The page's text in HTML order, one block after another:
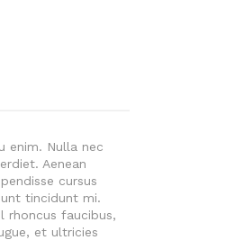
enim. Nulla nec
Aenean
cursus
tincidunt mi.
rhoncus faucibus,
et ultricies